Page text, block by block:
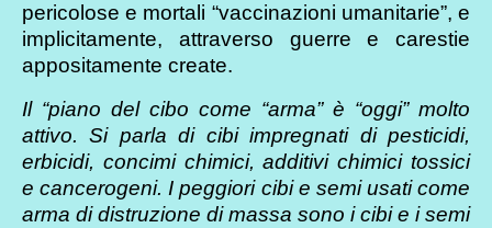
pericolose e mortali “vaccinazioni umanitarie”, e
implicitamente, attraverso guerre e carestie
appositamente create.
Il “piano del cibo come “arma” è “oggi” molto
attivo. Si parla di cibi impregnati di pesticidi,
erbicidi, concimi chimici, additivi chimici tossici
e cancerogeni. I peggiori cibi e semi usati come
arma di distruzione di massa sono i cibi e i semi